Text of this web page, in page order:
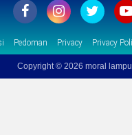
Pedoman Privacy Privacy
Copyright © 2026 moral